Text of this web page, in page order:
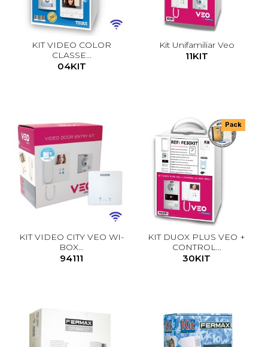
KIT VIDEO COLOR
CLASSE...
04KIT
Kit Unifamiliar Veo
11KIT
KIT VIDEO CITY VEO WI-
BOX...
94111
KIT DUOX PLUS VEO +
CONTROL...
30KIT
Pack